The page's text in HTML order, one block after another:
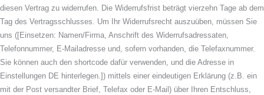
diesen Vertrag zu widerrufen. Die Widerrufsfrist beträgt vierzehn Tage ab dem
Tag des Vertragsschlusses. Um Ihr Widerrufsrecht auszuüben, müssen Sie
uns ([Einsetzen: Namen/Firma, Anschrift des Widerrufsadressaten,
Telefonnummer, E-Mailadresse und, sofern vorhanden, die Telefaxnummer.
Sie können auch den shortcode dafür verwenden, und die Adresse in
Einstellungen DE hinterlegen.]) mittels einer eindeutigen Erklärung (z.B. ein
mit der Post versandter Brief, Telefax oder E-Mail) über Ihren Entschluss,